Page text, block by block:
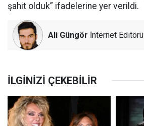
şahit olduk” ifadelerine yer verildi.
Ali Güngör İnternet Editörü